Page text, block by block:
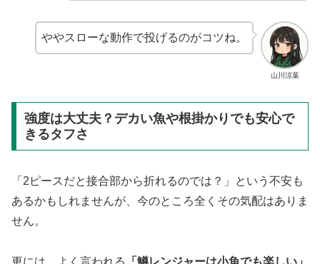
山川涼葉
ややスローな動作で投げるのがコツね。
強度は大丈夫？デカい魚や根掛かりでも安心で
きるタフさ
「2ピースだと接合部から折れるのでは？」という不安も
あるかもしれませんが、今のところ全くその気配はありま
せん。
更には、よく言われる
「鱒レンジャーは小魚でも楽しい」